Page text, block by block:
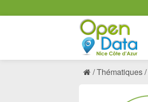
Thématiques